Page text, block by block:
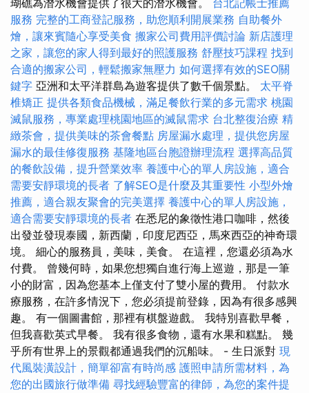
瑚礁為潛水機會提供了很大的潛水機會。 台北記帳士推薦
服務 完整的工商登記服務，助您順利開展業務 自助餐外
燴，讓來賓隨心享受美食 搬家公司費用評價討論 新店護理
之家，讓您的家人得到最好的照護服務 舒壓技巧課程 找到
合適的搬家公司，輕鬆搬家無壓力 如何選擇有效的SEO關
鍵字 亞洲和太平洋群島為遊客提供了數千個景點。 太平脊
椎矯正 提供各類食品機械，滿足餐飲行業的多元需求 桃園
滅鼠服務，專業處理桃園地區的滅鼠需求 台北整復治療 精
緻茶會，提供美味的茶會餐點 房屋漏水處理，提供您房屋
漏水的最佳修復服務 基隆地區台胞證辦理流程 選擇高品質
的餐飲設備，提升營業效率 養護中心的單人房設施，適合
需要安靜環境的長者 了解SEO是什麼及其重要性 小型外燴
推薦，適合親友聚會的完美選擇 養護中心的單人房設施，
適合需要安靜環境的長者 在悉尼的象徵性港口咖啡，然後
出發並發現泰國，新西蘭，印度尼西亞，馬來西亞的神奇環
境。 細心的服務員，美味，美食。 在這裡，您還必須為水
付費。 曾幾何時，如果您想獨自進行海上巡遊，那是一筆
小的財富，因為您基本上僅支付了雙小屋的費用。 付款水
療服務，在許多情況下，您必須提前登錄，因為有很多感興
趣。 有一個圖書館，那裡有棋盤遊戲。 我特別喜歡早餐，
但我喜歡英式早餐。 我有很多食物，還有水果和糕點。 幾
乎所有世界上的景觀都通過我們的沉船味。 - 生日派對 現
代風裝潢設計，簡單卻富有時尚感 護照申請所需材料，為
您的出國旅行做準備 尋找經驗豐富的律師，為您的案件提